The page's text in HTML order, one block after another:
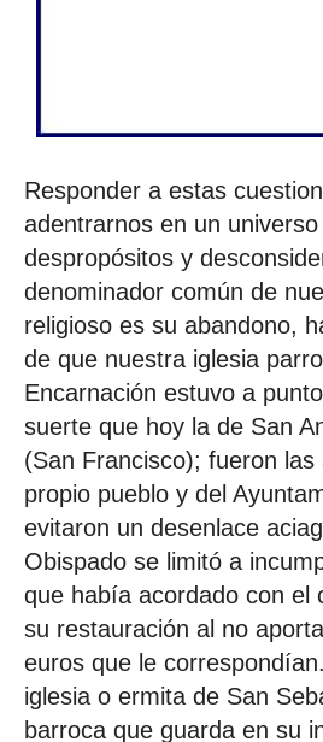
Responder a estas
adentrarnos en un
despropósitos y
denominador común de
religioso es su abandono,
de que nuestra iglesia
Encarnación estuvo a
suerte que hoy la de San
(San Francisco); fueron las
propio pueblo y del
evitaron un desenlace
Obispado se limitó a
que había acordado con el
su restauración al no
euros que le
iglesia o ermita de San
barroca que guarda en su